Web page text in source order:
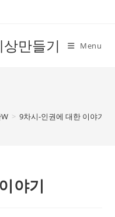
만들기 Menu
> 9차시-인권에 대한 이야기
야기